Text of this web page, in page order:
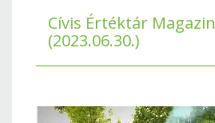
Cívis Értéktár Magazin
(2023.06.30.)